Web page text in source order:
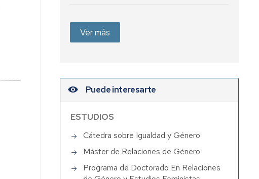
Ver más
Puede interesarte
ESTUDIOS
Cátedra sobre Igualdad y Género
Máster de Relaciones de Género
Programa de Doctorado En Relaciones